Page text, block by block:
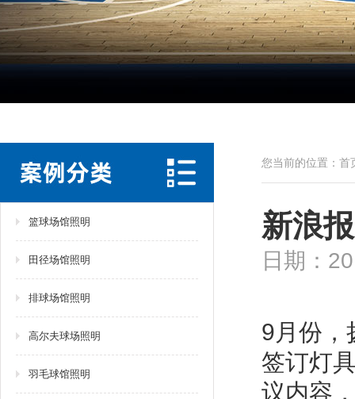
篮球场馆照明
田径场馆照明
排球场馆照明
高尔夫球场照明
羽毛球馆照明
您当前的位置： 首
新浪
日期：
9月份，
签订灯
议内容